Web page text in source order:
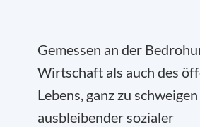
Gemessen an der
Wirtschaft als auch des
Lebens, ganz zu
ausbleibender sozialer